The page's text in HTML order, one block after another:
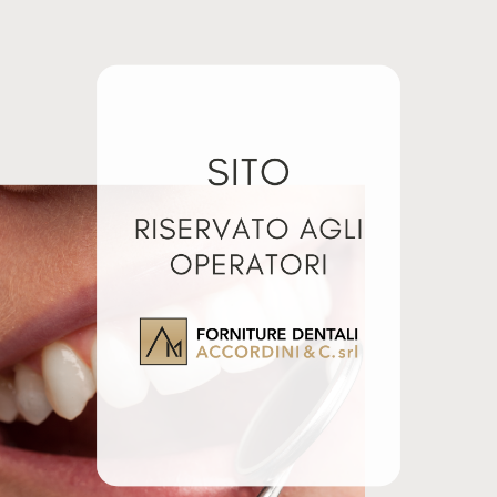
20KG
€ + IVA
al carrello
EASY ROCK
YELLOW III
Aggiungi al carrello